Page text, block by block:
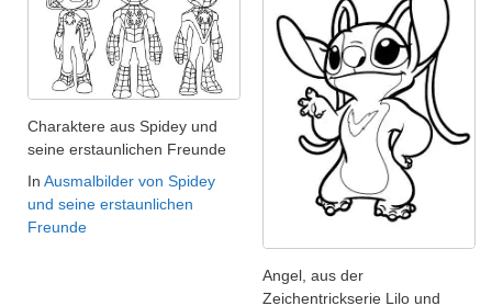
Charaktere aus Spidey und
seine erstaunlichen Freunde
In Ausmalbilder von Spidey
und seine erstaunlichen
Freunde
Angel, aus der
Zeichentrickserie Lilo und